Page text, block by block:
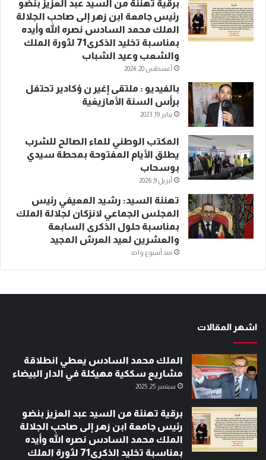
برقية تهنئة من السيد عبد العزيز بنضو
رئيس جامعة ابن زهر إلى صاحب الجلالة
الملك محمد السادس نصره الله وأيده
بمناسبة تخليد الذكرى71 لثورة الملك
والشعب وعيد الشباب
أغسطس 20, 2024
بالفيديو : ملتقى إغير ن ؤكادير تحتفل
برأس السنة الأمازيغية
يناير 19, 2023
المكتب الوطني للماء الصالح للشرب
يطلق الأيام المفتوحة بمحطة سيدي
بوسحاب
أبريل 9, 2026
تهنئة السيد: رشيد المعيفي رئيس
المجلس الجماعي لانزكان لجلالة الملك
بمناسبة حلول الذكرى السابعة
والعشرين لعيد العرش المجيد
منذ أسبوع واحد
اشهر المقالات
الملك محمد السادس يعطي انطلاقة
مشاريع سككية مهيكلة في الدار البيضاء
سبتمبر 25, 2025
برقية تهنئة من السيد عبد العزيز بنضو
رئيس جامعة ابن زهر إلى صاحب الجلالة
الملك محمد السادس نصره الله وأيده
بمناسبة تخليد الذكرى71 لثورة الملك